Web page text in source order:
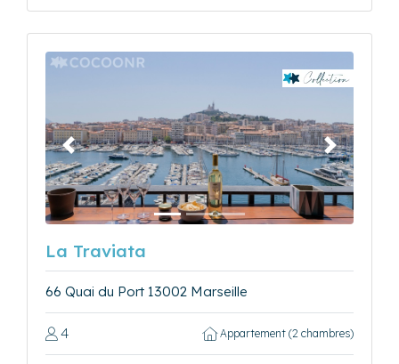
Précédent Suivant
La Traviata
66 Quai du Port 13002 Marseille
4 Appartement (2 chambres)